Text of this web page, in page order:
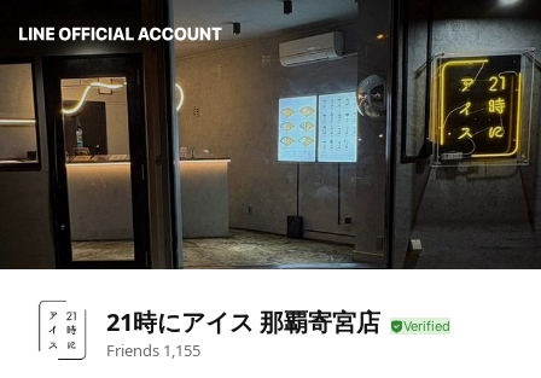
21時にアイス 那覇寄宮店
Friends 1,155